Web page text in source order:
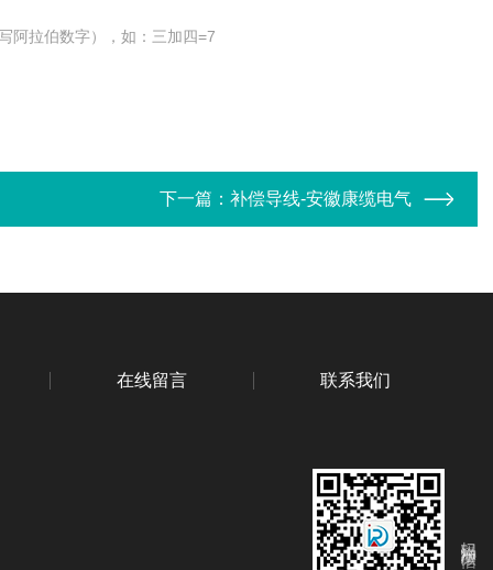
阿拉伯数字），如：三加四=7
下一篇： 补偿导线-安徽康缆电气
在线留言 联系我们